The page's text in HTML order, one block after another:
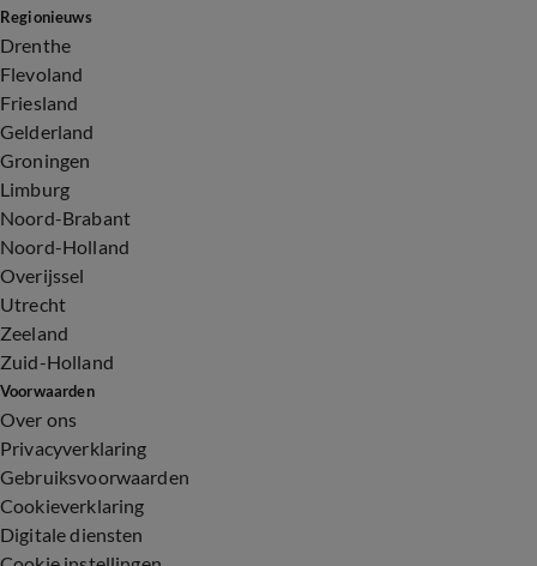
Regionieuws
Drenthe
Flevoland
Friesland
Gelderland
Groningen
Limburg
Noord-Brabant
Noord-Holland
Overijssel
Utrecht
Zeeland
Zuid-Holland
Voorwaarden
Over ons
Privacyverklaring
Gebruiksvoorwaarden
Cookieverklaring
Digitale diensten